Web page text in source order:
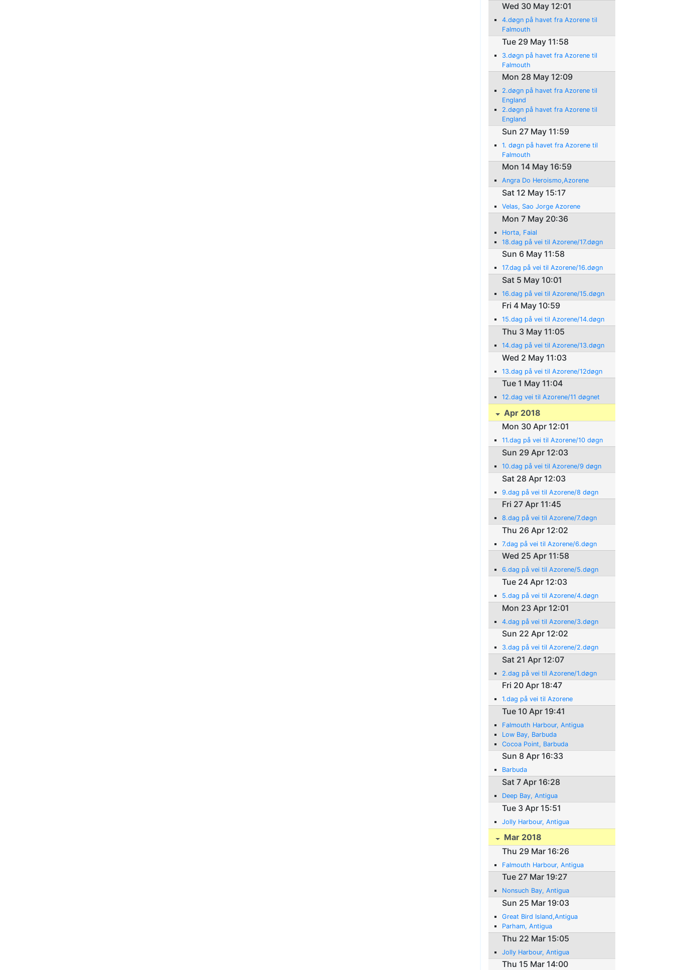
Wed 30 May 12:01
4.døgn på havet fra Azorene til
Falmouth
Tue 29 May 11:58
3.døgn på havet fra Azorene til
Falmouth
Mon 28 May 12:09
2.døgn på havet fra Azorene til
England
2.døgn på havet fra Azorene til
England
Sun 27 May 11:59
1. døgn på havet fra Azorene til
Falmouth
Mon 14 May 16:59
Angra Do Heroismo,Azorene
Sat 12 May 15:17
Velas, Sao Jorge Azorene
Mon 7 May 20:36
Horta, Faial
18.dag på vei til Azorene/17.døgn
Sun 6 May 11:58
17.dag på vei til Azorene/16.døgn
Sat 5 May 10:01
16.dag på vei til Azorene/15.døgn
Fri 4 May 10:59
15.dag på vei til Azorene/14.døgn
Thu 3 May 11:05
14.dag på vei til Azorene/13.døgn
Wed 2 May 11:03
13.dag på vei til Azorene/12døgn
Tue 1 May 11:04
12.dag vei til Azorene/11 døgnet
Apr 2018
Mon 30 Apr 12:01
11.dag på vei til Azorene/10 døgn
Sun 29 Apr 12:03
10.dag på vei til Azorene/9 døgn
Sat 28 Apr 12:03
9.dag på vei til Azorene/8 døgn
Fri 27 Apr 11:45
8.dag på vei til Azorene/7.døgn
Thu 26 Apr 12:02
7.dag på vei til Azorene/6.døgn
Wed 25 Apr 11:58
6.dag på vei til Azorene/5.døgn
Tue 24 Apr 12:03
5.dag på vei til Azorene/4.døgn
Mon 23 Apr 12:01
4.dag på vei til Azorene/3.døgn
Sun 22 Apr 12:02
3.dag på vei til Azorene/2.døgn
Sat 21 Apr 12:07
2.dag på vei til Azorene/1.døgn
Fri 20 Apr 18:47
1.dag på vei til Azorene
Tue 10 Apr 19:41
Falmouth Harbour, Antigua
Low Bay, Barbuda
Cocoa Point, Barbuda
Sun 8 Apr 16:33
Barbuda
Sat 7 Apr 16:28
Deep Bay, Antigua
Tue 3 Apr 15:51
Jolly Harbour, Antigua
Mar 2018
Thu 29 Mar 16:26
Falmouth Harbour, Antigua
Tue 27 Mar 19:27
Nonsuch Bay, Antigua
Sun 25 Mar 19:03
Great Bird Island,Antigua
Parham, Antigua
Thu 22 Mar 15:05
Jolly Harbour, Antigua
Thu 15 Mar 14:00